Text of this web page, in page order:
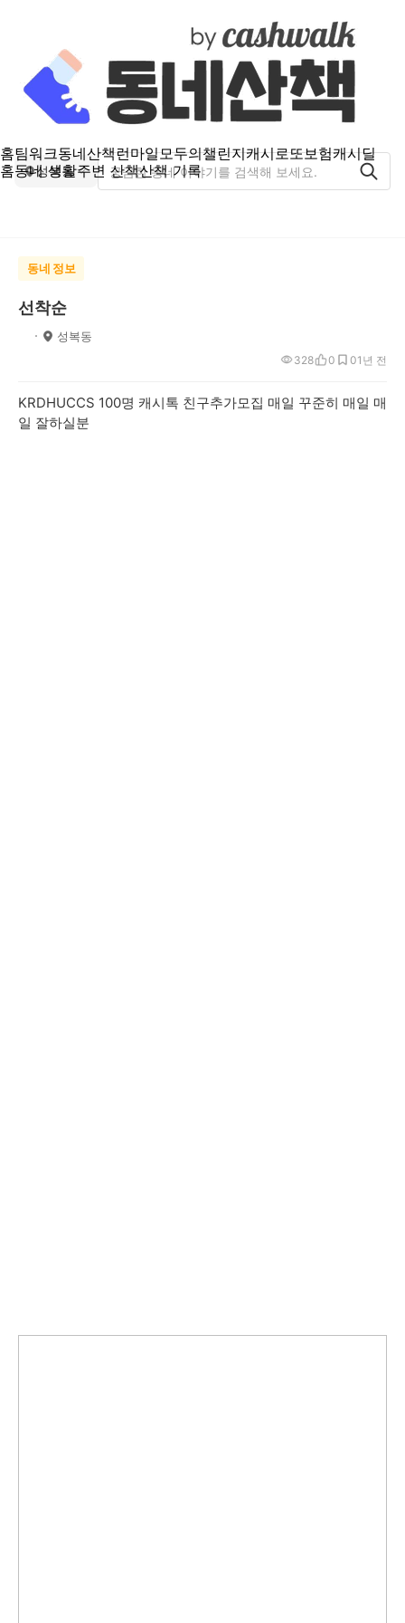
홈팀워크동네산책런마일모두의챌린지캐시로또보험캐시딜
홈동네 생활주변 산책산책 기록
성복동
동네 정보
선착순
성복동
1년 전
328 0 0
KRDHUCCS 100명 캐시톡 친구추가모집 매일 꾸준히 매일 매
일 잘하실분